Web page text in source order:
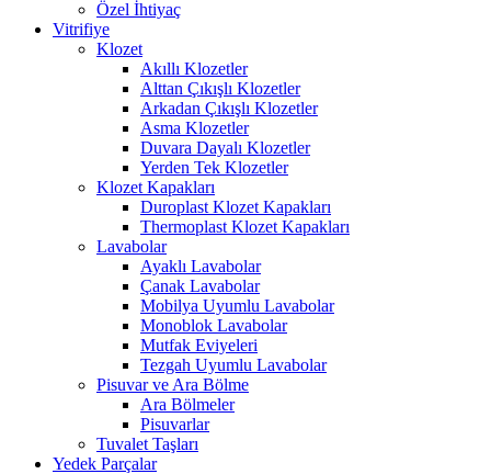
Özel İhtiyaç
Vitrifiye
Klozet
Akıllı Klozetler
Alttan Çıkışlı Klozetler
Arkadan Çıkışlı Klozetler
Asma Klozetler
Duvara Dayalı Klozetler
Yerden Tek Klozetler
Klozet Kapakları
Duroplast Klozet Kapakları
Thermoplast Klozet Kapakları
Lavabolar
Ayaklı Lavabolar
Çanak Lavabolar
Mobilya Uyumlu Lavabolar
Monoblok Lavabolar
Mutfak Eviyeleri
Tezgah Uyumlu Lavabolar
Pisuvar ve Ara Bölme
Ara Bölmeler
Pisuvarlar
Tuvalet Taşları
Yedek Parçalar